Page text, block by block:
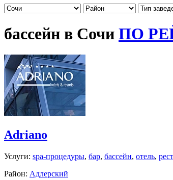
бассейн в Сочи ПО
Adriano
Услуги: spa-процедуры, бар, бассейн, отель,
Район: Адлерский